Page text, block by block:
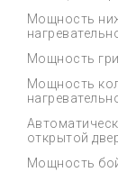
Мощность
Мощность
Мощность
открытой
Мощность